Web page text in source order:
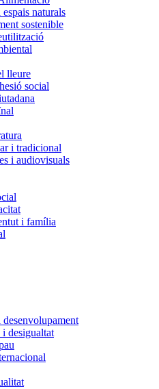
naturals
sostenible
lleure
social
i tradicional
i audiovisuals
i família
desigualtat